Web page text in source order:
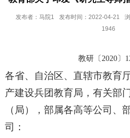
发布者：马院1 发布时间：2022-04-21
1946
教研〔 2020〕
各省、自治区、直辖市教育
产建设兵团教育局，有关部
（局），部属各高等公司、
司：